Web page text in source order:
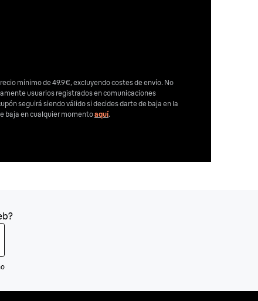
mínimo de 49.9€, excluyendo costes de envío. No
usuarios registrados en comunicaciones
seguirá siendo válido si decides darte de baja en la
baja en cualquier momentoaquí.